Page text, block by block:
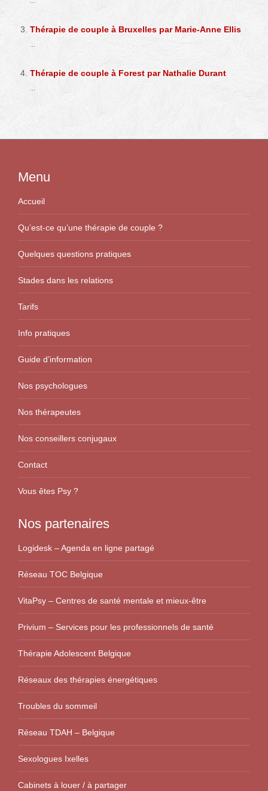
Thérapie de couple à Bruxelles par Marie-Anne Ellis
Thérapie de couple à Forest par Nathalie Durant
Menu
Accueil
Qu’est-ce qu’une thérapie de couple ?
Quelques questions pratiques
Stades dans les relations
Tarifs
Info pratiques
Guide d’information
Nos psychologues
Nos thérapeutes
Nos conseillers conjugaux
Contact
Vous êtes Psy ?
Nos partenaires
Logidesk – Agenda en ligne partagé
Réseau TOC Belgique
VitaPsy – Centres de santé mentale et mieux-être
Privium – Services pour les professionnels de santé
Thérapie Adolescent Belgique
Réseaux des thérapies énergétiques
Troubles du sommeil
Réseau TDAH – Belgique
Sexologues Ixelles
Cabinets à louer / à partager